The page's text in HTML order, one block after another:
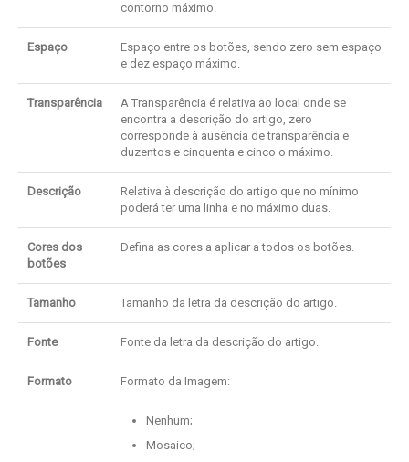
contorno máximo.
Espaço
Espaço entre os botões, sendo zero sem espaço
e dez espaço máximo.
Transparência
A Transparência é relativa ao local onde se
encontra a descrição do artigo, zero
corresponde à ausência de transparência e
duzentos e cinquenta e cinco o máximo.
Descrição
Relativa à descrição do artigo que no mínimo
poderá ter uma linha e no máximo duas.
Cores dos
botões
Defina as cores a aplicar a todos os botões.
Tamanho Tamanho da letra da descrição do artigo.
Fonte Fonte da letra da descrição do artigo.
Formato Formato da Imagem:
Nenhum;
Mosaico;